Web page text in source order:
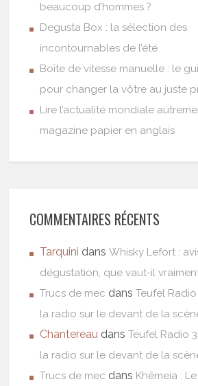
beaucoup d’hommes ?
Degusta Box : la sélection des
incontournables de l’été
Boîte de vitesse manuelle : le
pour changer la vôtre au juste
Lire l’actualité mondiale
magazine papier en anglais
COMMENTAIRES RÉCENTS
Tarquini dansWhisky Lefort :
dégustation, que vaut-il
Trucs de mec dansTeufel
la radio sur le devant de la
Chantereau dansTeufel Radio
la radio sur le devant de la
Trucs de mec dans Khêmeia :